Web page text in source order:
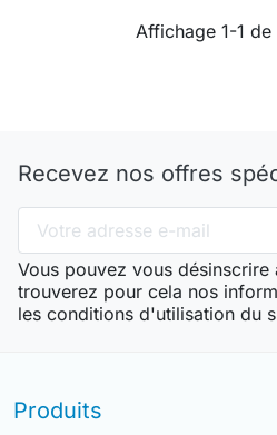
Affichage 1-1 de
Recevez nos offres
Vous pouvez vous désinscrire
trouverez pour cela nos
les conditions d'utilisation du
Produits